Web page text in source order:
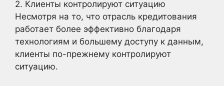
2. Клиенты контролируют ситуацию
Несмотря на то, что отрасль кредитования
работает более эффективно благодаря
технологиям и большему доступу к данным,
клиенты по-прежнему контролируют
ситуацию.